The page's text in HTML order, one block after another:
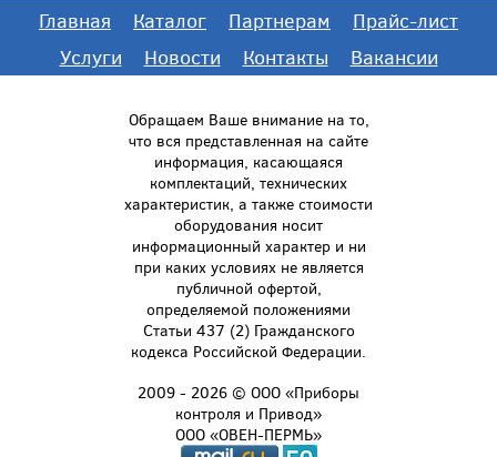
Главная Каталог Партнерам
Прайс-лист
Услуги
Новости Контакты Вакансии
Обращаем Ваше внимание на то,
что вся представленная на сайте
информация, касающаяся
комплектаций, технических
характеристик, а также стоимости
оборудования носит
информационный характер и ни
при каких условиях не является
публичной офертой,
определяемой положениями
Статьи 437 (2) Гражданского
кодекса Российской Федерации.
2009 - 2026 © ООО «Приборы
контроля и Привод»
ООО «ОВЕН-ПЕРМЬ»